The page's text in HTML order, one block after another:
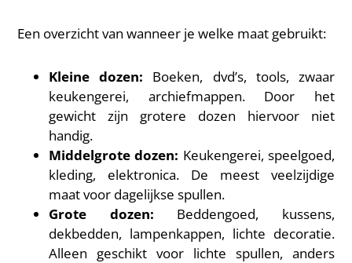
Een overzicht van wanneer je welke maat gebruikt:
Kleine dozen: Boeken, dvd’s, tools, zwaar
keukengerei, archiefmappen. Door het
gewicht zijn grotere dozen hiervoor niet
handig.
Middelgrote dozen: Keukengerei, speelgoed,
kleding, elektronica. De meest veelzijdige
maat voor dagelijkse spullen.
Grote dozen: Beddengoed, kussens,
dekbedden, lampenkappen, lichte decoratie.
Alleen geschikt voor lichte spullen, anders